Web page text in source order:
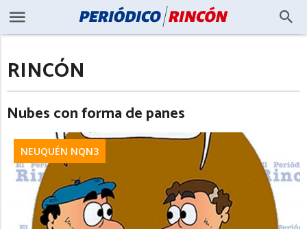
RINCÓN
Nubes con forma de panes
NEUQUÉN NQN3